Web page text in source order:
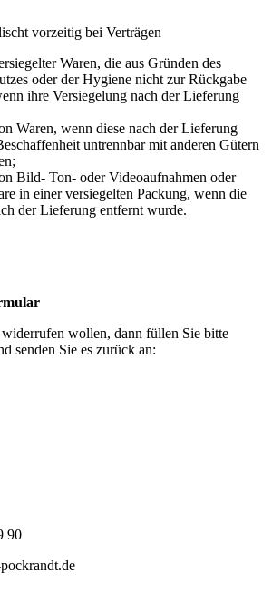
vorzeitig bei Verträgen
Waren, die aus Gründen des
oder der Hygiene nicht zur Rückgabe
ihre Versiegelung nach der Lieferung
Waren, wenn diese nach der Lieferung
untrennbar mit anderen Gütern
Bild- Ton- oder Videoaufnahmen oder
in einer versiegelten Packung, wenn die
der Lieferung entfernt wurde.
wollen, dann füllen Sie bitte
senden Sie es zurück an:
90